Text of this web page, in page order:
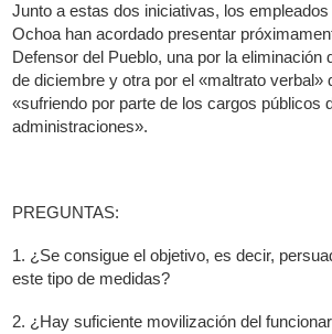
Junto a estas dos iniciativas, los
Ochoa han acordado presentar
Defensor del Pueblo, una por la eliminación
de diciembre y otra por el «maltrato verbal»
«sufriendo por parte de los cargos públicos
administraciones».
PREGUNTAS:
1. ¿Se consigue el objetivo, es decir,
este tipo de medidas?
2. ¿Hay suficiente movilización del